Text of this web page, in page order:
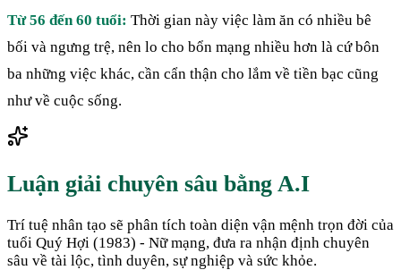
Từ 56 đến 60 tuổi: Thời gian này việc làm ăn có nhiều bê
bối và ngưng trệ, nên lo cho bổn mạng nhiều hơn là cứ bôn
ba những việc khác, cần cẩn thận cho lắm về tiền bạc cũng
như về cuộc sống.
Luận giải chuyên sâu bằng A.I
Trí tuệ nhân tạo sẽ phân tích toàn diện vận mệnh trọn đời của
tuổi Quý Hợi (1983) - Nữmạng, đưa ra nhận định chuyên
sâu về tài lộc, tình duyên, sự nghiệp và sức khỏe.